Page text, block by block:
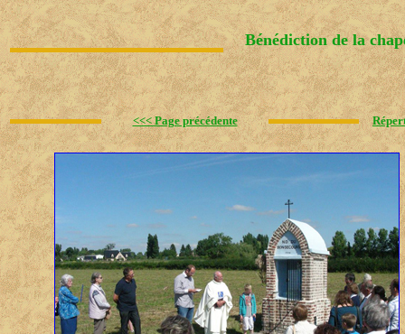
Bénédiction de la
<<< Page précédente